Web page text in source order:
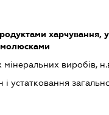
харчування,
молюсками
виробів,
устатковання